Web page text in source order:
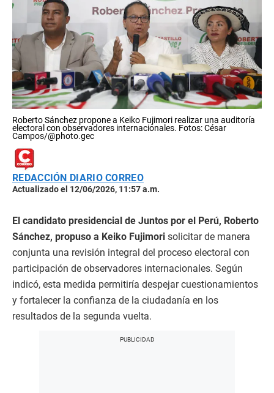
Roberto Sánchez propone a Keiko Fujimori realizar una auditoría
electoral con observadores internacionales. Fotos: César
Campos/@photo.gec
REDACCIÓN DIARIO CORREO
Actualizado el 12/06/2026, 11:57 a.m.
El candidato presidencial de Juntos por el Perú, Roberto
Sánchez, propuso a Keiko Fujimori solicitar de manera
conjunta una revisión integral del proceso electoral con
participación de observadores internacionales. Según
indicó, esta medida permitiría despejar cuestionamientos
y fortalecer la confianza de la ciudadanía en los
resultados de la segunda vuelta.